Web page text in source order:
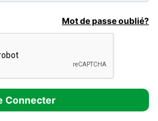
Mot de passe oublié?